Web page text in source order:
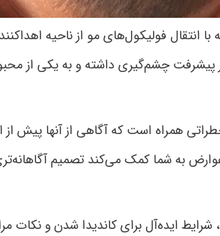
فولیکول‌های مو از ناحیه
چشم‌گیری داشته و به یکی از
همراه است که آگاهی از آنها پیش از
به شما کمک می‌کند تصمیم
ایده‌آل برای کاندیدا شدن و نکات